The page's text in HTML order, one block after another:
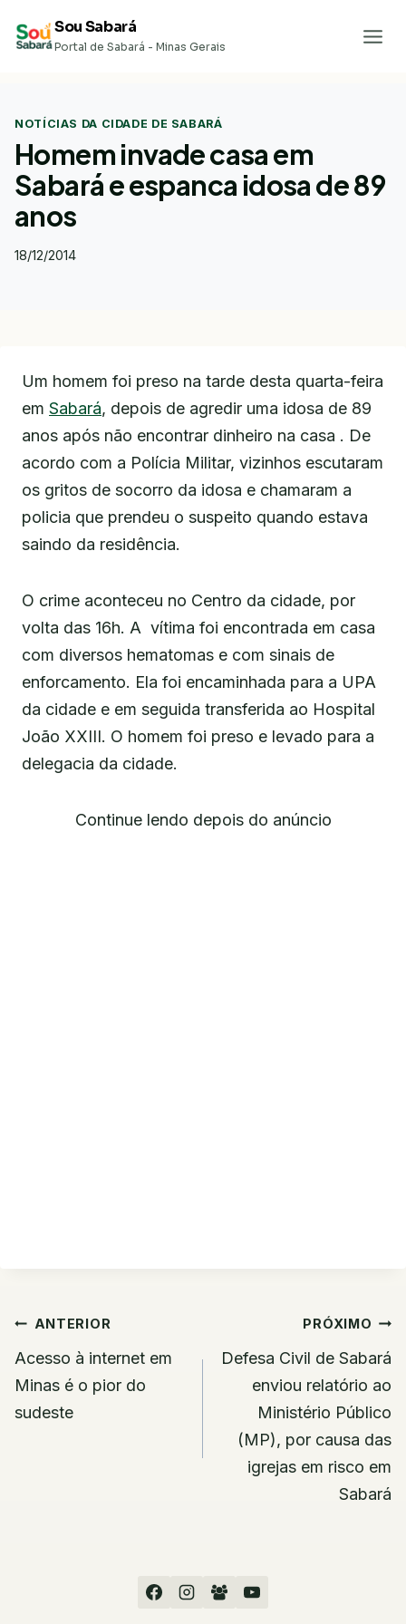
para
Sou Sabará
Portal de Sabará - Minas Gerais
NOTÍCIAS DA CIDADE DE SABARÁ
Homem invade casa em
Sabará e espanca idosa de 89
anos
18/12/2014
Um homem foi preso na tarde desta quarta-feira
em Sabará, depois de agredir uma idosa de 89
anos após não encontrar dinheiro na casa . De
acordo com a Polícia Militar, vizinhos escutaram
os gritos de socorro da idosa e chamaram a
policia que prendeu o suspeito quando estava
saindo da residência.
O crime aconteceu no Centro da cidade, por
volta das 16h. A vítima foi encontrada em casa
com diversos hematomas e com sinais de
enforcamento. Ela foi encaminhada para a UPA
da cidade e em seguida transferida ao Hospital
João XXIII. O homem foi preso e levado para a
delegacia da cidade.
Continue lendo depois do anúncio
Navegação
de
Post
ANTERIOR
Acesso à internet em
Minas é o pior do
sudeste
PRÓXIMO
Defesa Civil de Sabará
enviou relatório ao
Ministério Público
(MP), por causa das
igrejas em risco em
Sabará